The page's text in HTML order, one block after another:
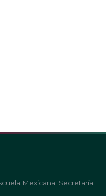
Mexicana. Secretaría